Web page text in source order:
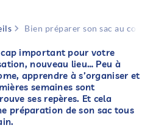
Bien préparer son sac au
cap important pour votre
nouveau lieu… Peu à
apprendre à s’organiser et
semaines sont
ses repères. Et cela
préparation de son sac tous